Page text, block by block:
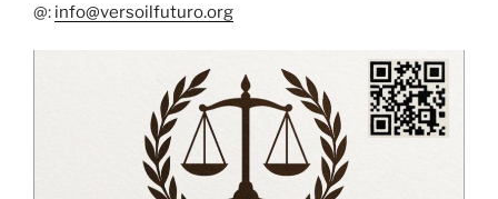
@: info@versoilfuturo.org